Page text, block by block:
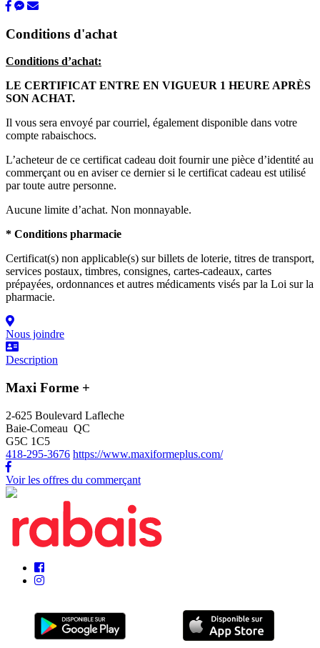
Conditions d'achat
Conditions d’achat:
LE CERTIFICAT ENTRE EN VIGUEUR 1 HEURE APRÈS
SON ACHAT.
Il vous sera envoyé par courriel, également disponible dans votre
compte rabaischocs.
L’acheteur de ce certificat cadeau doit fournir une pièce d’identité au
commerçant ou en aviser ce dernier si le certificat cadeau est utilisé
par toute autre personne.
Aucune limite d’achat. Non monnayable.
* Conditions pharmacie
Certificat(s) non applicable(s) sur billets de loterie, titres de transport,
services postaux, timbres, consignes, cartes-cadeaux, cartes
prépayées, ordonnances et autres médicaments visés par la Loi sur la
pharmacie.
Nous joindre
Description
Maxi Forme +
2-625 Boulevard Lafleche
Baie-Comeau QC
G5C 1C5
418-295-3676 https://www.maxiformeplus.com/
Voir les offres du commerçant